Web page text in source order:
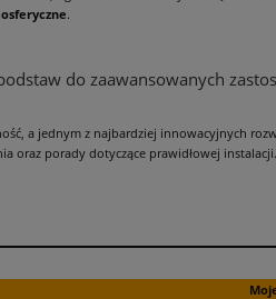
.
do zaawansowanych
a jednym z najbardziej innowacyjnych
oraz porady dotyczące prawidłowej